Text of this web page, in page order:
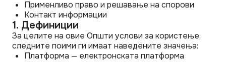
Применливо право и решавање на спорови
Контакт информации
1. Дефиниции
За целите на овие Општи услови за користење,
следните поими ги имаат наведените значења:
Платформа — електронската платформа